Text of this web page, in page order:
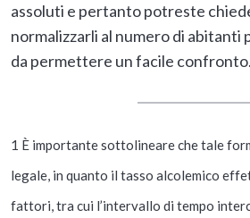
assoluti e pertanto potreste
normalizzarli al numero di abitanti
da permettere un facile confronto.
1 È importante sottolineare che tale
legale, in quanto il tasso alcolemico
fattori, tra cui l’intervallo di tempo